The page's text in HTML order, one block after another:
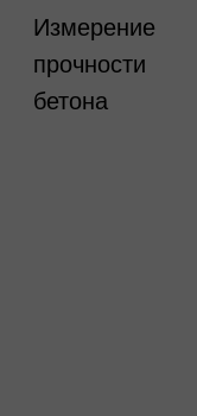
Измерение
прочности
бетона